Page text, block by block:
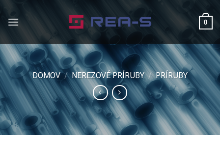
0
DOMOV / NEREZOVÉ PRÍRUBY / PRÍRUBY